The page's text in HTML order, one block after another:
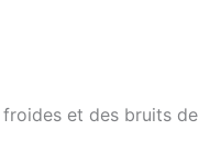
froides et des bruits